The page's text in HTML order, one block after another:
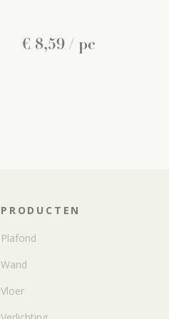
€ 8,59 / pc
PRODUCTEN
Plafond
Wand
Vloer